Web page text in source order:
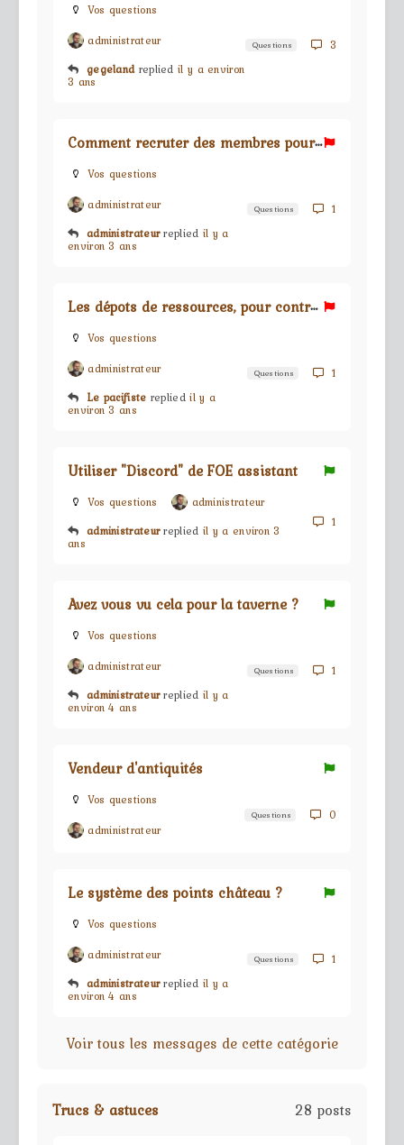
Vos questions
administrateur
gegeland repliedil y a environ
3 ans
Questions 3
C
omment recruter des membres pour sa guilde ?
Vos questions
administrateur
administrateur replied il y a
environ 3 ans
Questions 1
L
es dépots de ressources, pour contructions des bâtiments
Vos questions
administrateur
Le pacifiste repliedil y a
environ 3 ans
Questions 1
Utiliser "Discord" de FOE assistant
Vos questions
administrateur
administrateur replied il y a environ 3
ans
1
Avez vous vu cela pour la taverne ?
Vos questions
administrateur
administrateur replied il y a
environ 4 ans
Questions 1
Vendeur d'antiquités
Vos questions
administrateur
Questions 0
Le système des points château ?
Vos questions
administrateur
administrateur replied il y a
environ 4 ans
Questions 1
Voir tous les messages de cette catégorie
Trucs & astuces 28 posts